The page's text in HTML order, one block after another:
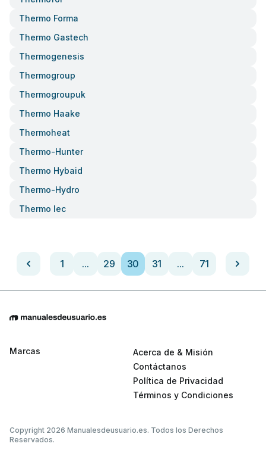
Thermo Forma
Thermo Gastech
Thermogenesis
Thermogroup
Thermogroupuk
Thermo Haake
Thermoheat
Thermo-Hunter
Thermo Hybaid
Thermo-Hydro
Thermo Iec
1 ... 29 30 31 ... 71
Marcas
Acerca de & Misión
Contáctanos
Política de Privacidad
Términos y Condiciones
Copyright 2026 Manualesdeusuario.es. Todos los Derechos
Reservados.